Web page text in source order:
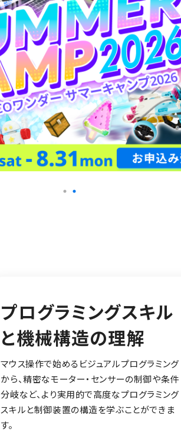
プログラミングスキル
と機械構造の理解
マウス操作で始めるビジュアルプログラミング
から、精密なモーター・センサーの制御や条件
分岐など、より実用的で高度なプログラミング
スキルと制御装置の構造を学ぶことができま
す。